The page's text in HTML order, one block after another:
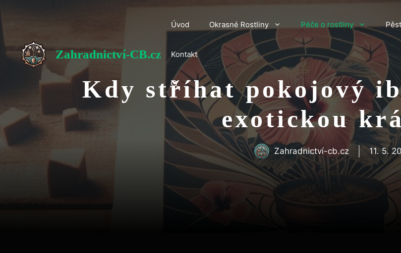
Zahradnictví-CB.cz
Úvod Okrasné Rostliny Péče o rostliny
Kontakt
Kdy stříhat pokojový
exotickou
Zahradnictví-cb.cz 11. 5.